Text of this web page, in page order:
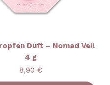
Duft – Nomad Veil
4 g
Preis
8,90 €